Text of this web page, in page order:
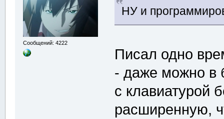
Сообщений: 4222
НУ и
Писал одно
- даже можно в
с клавиатурой
расширенную,